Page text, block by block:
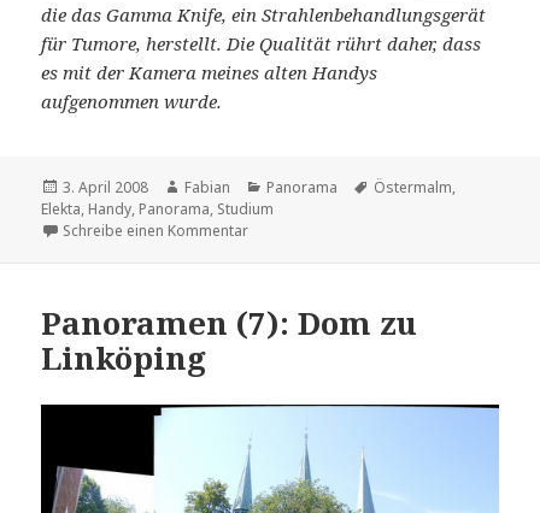
die das Gamma Knife, ein Strahlenbehandlungsgerät
für Tumore, herstellt. Die Qualität rührt daher, dass
es mit der Kamera meines alten Handys
aufgenommen wurde.
Veröffentlicht
am
3. April 2008 Autor
Fabian Kategorien
Panorama Schlagwörter
Östermalm,
Elekta, Handy, Panorama, Studium
Schreibe einen Kommentarzu Panoramen (8): Über den Dächern von
Panoramen (7): Dom zu
Linköping